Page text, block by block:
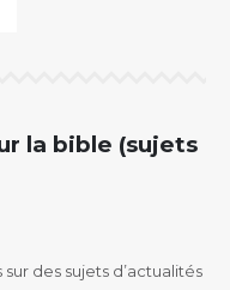
la bible (sujets
des sujets d’actualités